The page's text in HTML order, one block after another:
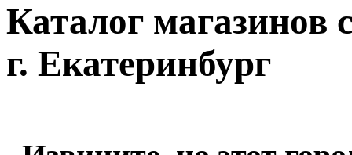
Каталог магазинов
г. Екатеринбург